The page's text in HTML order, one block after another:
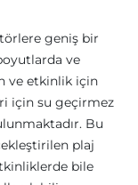
geniş bir
ve
ve etkinlik için
için su geçirmez
Bu
plaj
bile